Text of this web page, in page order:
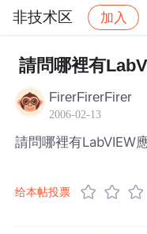
非技术区 加入
社区 非技术区
請問哪裡有
FirerFirerFirer
2006-02-13
請問哪裡有LabVIEW
给本帖投票